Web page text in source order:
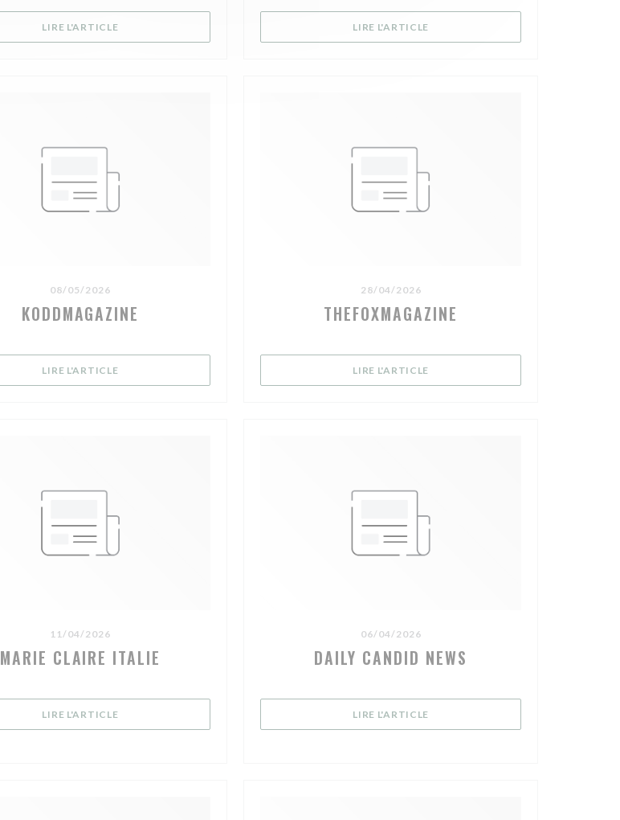
LIRE L'ARTICLE((OUVRE UNE NOUVELLE FENÊTRE)) LIRE L'ARTICLE
08/05/2026
KODDMAGAZINE
LIRE L'ARTICLE((OUVRE UNE NOUVELLE FENÊTRE))
28/04/2026
THEFOXMAGAZINE
LIRE L'ARTICLE
11/04/2026
MARIE CLAIRE ITALIE
LIRE L'ARTICLE((OUVRE UNE NOUVELLE FENÊTRE))
06/04/2026
DAILY CANDID NEWS
LIRE L'ARTICLE